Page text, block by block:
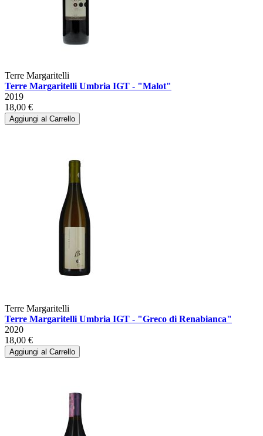
Terre Margaritelli
Terre Margaritelli Umbria IGT - "Malot"
2019
18,00 €
Aggiungi al Carrello
Terre Margaritelli
Terre Margaritelli Umbria IGT - "Greco di Renabianca"
2020
18,00 €
Aggiungi al Carrello